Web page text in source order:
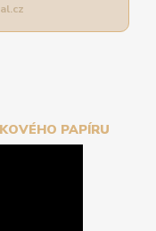
PAPÍRU